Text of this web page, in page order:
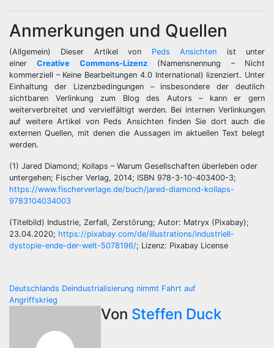
Anmerkungen und Quellen
(Allgemein) Dieser Artikel von Peds Ansichten ist unter
einerCreative Commons-Lizenz(Namensnennung – Nicht
kommerziell – Keine Bearbeitungen 4.0 International) lizenziert. Unter
Einhaltung der Lizenzbedingungen – insbesondere der deutlich
sichtbaren Verlinkung zum Blog des Autors – kann er gern
weiterverbreitet und vervielfältigt werden. Bei internen Verlinkungen
auf weitere Artikel von Peds Ansichten finden Sie dort auch die
externen Quellen, mit denen die Aussagen im aktuellen Text belegt
werden.
(1) Jared Diamond; Kollaps – Warum Gesellschaften überleben oder
untergehen; Fischer Verlag, 2014; ISBN 978-3-10-403400-3;
https://www.fischerverlage.de/buch/jared-diamond-kollaps-
9783104034003
(Titelbild) Industrie, Zerfall, Zerstörung; Autor: Matryx (Pixabay);
23.04.2020; https://pixabay.com/de/illustrations/industriell-
dystopie-ende-der-welt-5078196/; Lizenz: Pixabay License
Beitragsnavigation
Deutschlands Deindustrialisierung nimmt Fahrt auf
Angriffskrieg
Von Steffen Duck